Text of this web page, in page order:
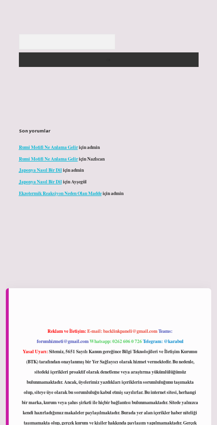
Son yorumlar
Rumi Motifi Ne Anlama Geliriçinadmin
Rumi Motifi Ne Anlama GeliriçinNazlıcan
Japonya Nasıl Bir Diliçinadmin
Japonya Nasıl Bir DiliçinAyşegül
Ekzotermik Reaksiyon Neden Olan Maddeiçinadmin
Reklam ve İletişim:E-mail:backlinkpaneli@gmail.comTeams:
forumhizmeti@gmail.comWhatsapp: 0262 606 0 726Telegram: @karabul
Yasal Uyarı:Sitemiz, 5651 Sayılı Kanun gereğince Bilgi Teknolojileri ve İletişim Kurumu
(BTK) tarafından onaylanmış bir Yer Sağlayıcı olarak hizmet vermektedir. Bu nedenle,
sitedeki içerikleri proaktif olarak denetleme veya araştırma yükümlülüğümüz
bulunmamaktadır. Ancak, üyelerimiz yazdıkları içeriklerin sorumluluğunu taşımakta
olup, siteye üye olarak bu sorumluluğu kabul etmiş sayılırlar. Bu internet sitesi, herhangi
bir marka, kurum veya şahıs şirketi ile hiçbir bağlantısı bulunmamaktadır. Sitede yalnızca
kendi hazırladığımız makaleler paylaşılmaktadır. Burada yer alan içerikler haber niteliği
taşımamakta olup, gerçek kurum ve kişiler hakkında paylaşım yapılmamaktadır. Gerçek